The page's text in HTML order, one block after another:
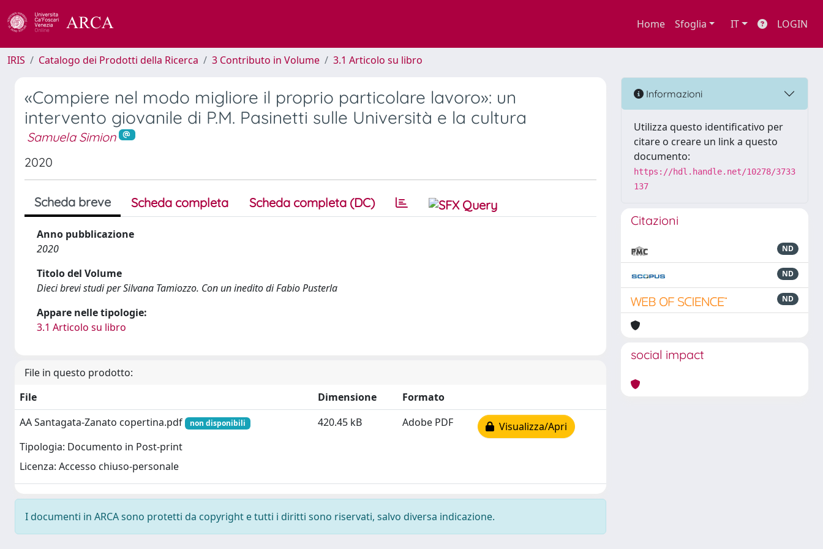
Home Sfoglia IT LOGIN
IRIS Catalogo dei Prodotti della Ricerca 3 Contributo in Volume 3.1 Articolo su libro
«Compiere nel modo migliore il proprio particolare lavoro»: un
intervento giovanile di P.M. Pasinetti sulle Università e la cultura
Samuela Simion
2020
Scheda breve Scheda completa Scheda completa (DC)
Anno pubblicazione
2020
Titolo del Volume
Dieci brevi studi per Silvana Tamiozzo. Con un inedito di Fabio Pusterla
Appare nelle tipologie:
3.1 Articolo su libro
File in questo prodotto:
File
Dimensione
Formato
AA Santagata-Zanato copertina.pdf
non disponibili
Tipologia: Documento in Post-print
Licenza: Accesso chiuso-personale
420.45 kB Adobe PDF Visualizza/Apri
I documenti in ARCA sono protetti da copyright e tutti i diritti sono riservati, salvo diversa indicazione.
Informazioni
Utilizza questo identificativo per
citare o creare un link a questo
documento:
https://hdl.handle.net/10278/3733
137
Citazioni
ND
ND
ND
social impact